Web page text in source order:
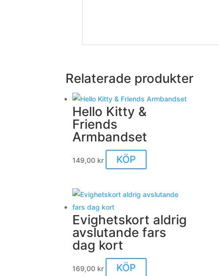
Relaterade produkter
Hello Kitty &
Friends
Armbandset
149,00 kr KÖP
Evighetskort aldrig
avslutande fars
dag kort
169,00 kr KÖP